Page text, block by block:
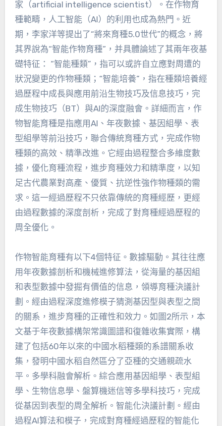
家（artificial intelligence scientist）。在作物育
種範疇，人工智能（AI）的利用也成為熱門。近
期，李家洋等提出了“將來育種5.0世代”的概念，將
其界說為“智能作物育種”，并具體論述了其兩年夜基
礎特征： “智能種類”，指可以或許自立應對周遭的
狀況變更的作物種類；“智能培養”，指在種類培養經
過歷程中成長與應用前沿生物技巧及信息技巧，完
成生物技巧（BT）與AI的深度融會。詳細而言，作
物智能育種是指應用AI、年夜數據、基因組學、表
型組學等前沿技巧，聯合傳統育種方式，完成作物
種類的高效、精準改進。它經由過程整合多維度數
據，優化育種流程，進步育種效力和精準度，以知
足古代農業對高產、優質、抗逆性強作物種類的需
求。這一經過歷程不只依靠傳統的育種經歷，更經
由過程數據的深度剖析，完成了對育種經過歷程的
周全優化。
作物智能育種有以下4個特征。數據驅動。其往往應
用年夜數據剖析和機械進修算法，從海量的基因組
和表型數據中發掘有價值的信息，領導育種決議計
劃。經由過程深度進修模子猜測基因型與表型之間
的關系，進步育種的正確性和效力。如圖2所示，本
文基于年夜數據構架常識圖譜和復雜收集實際，構
建了包括60年以來的中國水稻種類的系譜關系收
集，發明中國水稻自然區分了亞種的交通親疏水
平。多學科融會解析。綜合應用基因組學、表型組
學、生物信息學、盤算機迷信等多學科技巧，完成
從基因到表型的周全解析。智能化決議計劃。經由
過程AI算法和模子，完成對育種經過歷程的智能化